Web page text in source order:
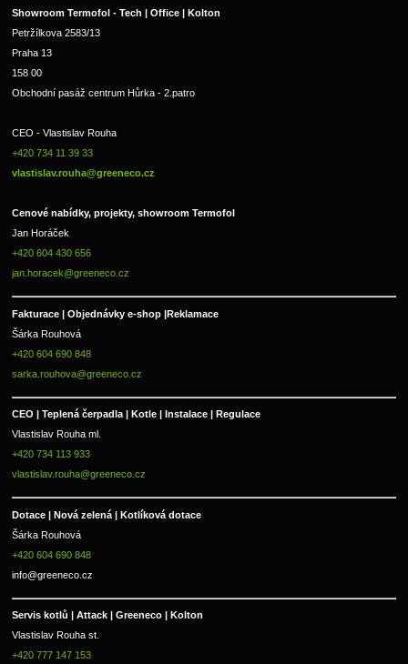
Showroom Termofol - Tech | Office | Kolton
Petržílkova 2583/13
Praha 13
158 00
Obchodní pasáž centrum Hůrka - 2.patro
CEO - Vlastislav Rouha
+420 734 11 39 33
vlastislav.rouha@greeneco.cz
Cenové nabídky, projekty, showroom Termofol
Jan Horáček
+420 604 430 656
jan.horacek@greeneco.cz
Fakturace | Objednávky e-shop |Reklamace
Šárka Rouhová
+420 604 690 848
sarka.rouhova@greeneco.cz
CEO | Teplená čerpadla | Kotle | Instalace | Regulace
Vlastislav Rouha ml.
+420 734 113 933
vlastislav.rouha@greeneco.cz
Dotace | Nová zelená | Kotlíková dotace
Šárka Rouhová
+420 604 690 848
info@greeneco.cz
Servis kotlů | Attack | Greeneco | Kolton
Vlastislav Rouha st.
+420 777 147 153